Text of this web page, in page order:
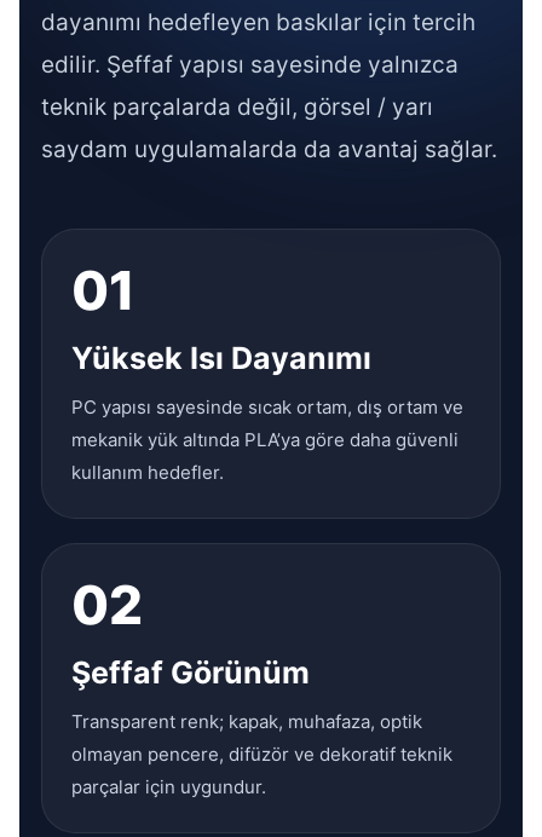
dayanımı hedefleyen baskılar için tercih
edilir. Şeffaf yapısı sayesinde yalnızca
teknik parçalarda değil, görsel / yarı
saydam uygulamalarda da avantaj sağlar.
01
Yüksek Isı Dayanımı
PC yapısı sayesinde sıcak ortam, dış ortam ve
mekanik yük altında PLA’ya göre daha güvenli
kullanım hedefler.
02
Şeffaf Görünüm
Transparent renk; kapak, muhafaza, optik
olmayan pencere, difüzör ve dekoratif teknik
parçalar için uygundur.